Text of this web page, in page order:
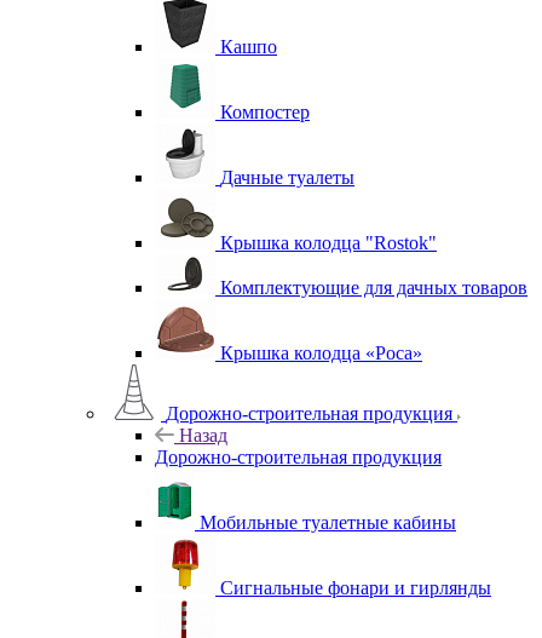
Кашпо
Компостер
Дачные туалеты
Крышка колодца "Rostok"
Комплектующие для дачных товаров
Крышка колодца «Роса»
Дорожно-строительная продукция
Назад
Дорожно-строительная продукция
Мобильные туалетные кабины
Сигнальные фонари и гирлянды